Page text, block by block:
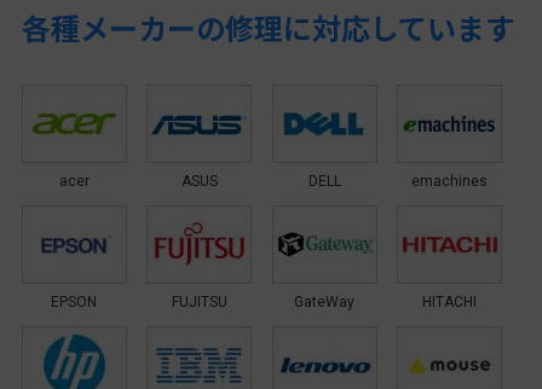
各種メーカーの修理に対応しています
acer ASUS DELL emachines
EPSON FUJITSU GateWay HITACHI